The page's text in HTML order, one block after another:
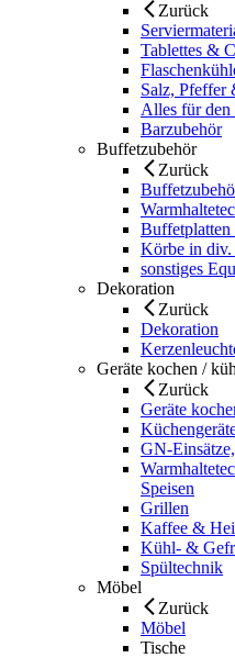
Zurück
Tablettes &
Salz, Pfeffer
Alles für den
Barzubehör
Buffetzubehör
Zurück
Buffetplatten
Körbe in div.
sonstiges
Dekoration
Zurück
Dekoration
Geräte kochen /
Zurück
Geräte
GN-
Speisen
Grillen
Kaffee &
Kühl- &
Spültechnik
Möbel
Zurück
Möbel
Tische